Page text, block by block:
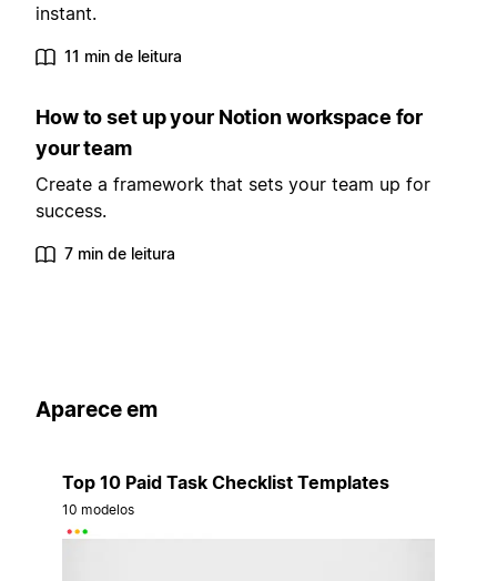
instant.
11 min de leitura
How to set up your Notion workspace for
your team
Create a framework that sets your team up for
success.
7 min de leitura
Aparece em
Top 10 Paid Task Checklist Templates
10 modelos